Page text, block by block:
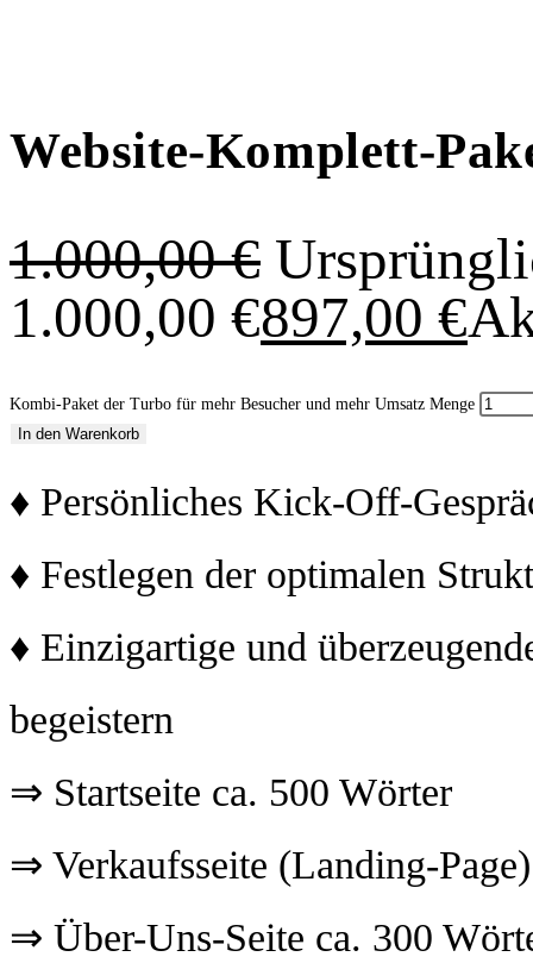
Website-Komplett-
1.000,00€
1.000,00 €897,00 €
Kombi-Paket der Turbo für mehr Besucher und mehr Umsatz Menge
In den Warenkorb
♦ Persönliches Kick-Off-
♦ Festlegen der optimalen
♦ Einzigartige und
begeistern
⇒ Startseite ca. 500 Wörter
⇒ Verkaufsseite (Landing-
⇒ Über-Uns-Seite ca. 300